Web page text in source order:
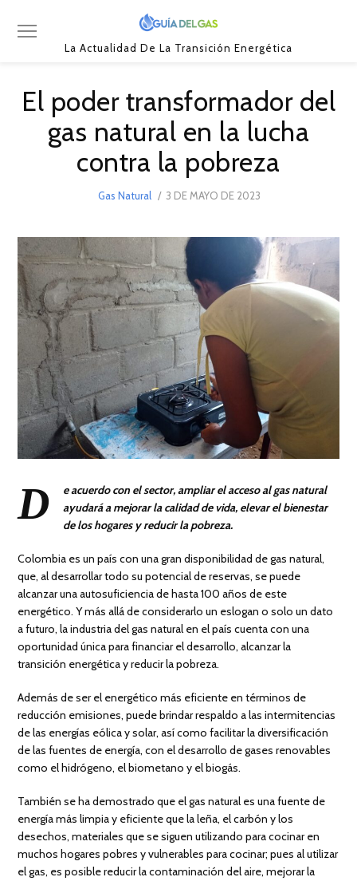
La Actualidad De La Transición Energética
El poder transformador del
gas natural en la lucha
contra la pobreza
Gas Natural
POSTED
3 DE MAYO DE 2023
D
e acuerdo con el sector, ampliar el acceso al gas natural
ayudará a mejorar la calidad de vida, elevar el bienestar
de los hogares y reducir lapobreza.
Colombia es un país con una gran disponibilidad de gas natural,
que, al desarrollar todo su potencial de reservas, se puede
alcanzar una autosuficiencia de hasta 100 años de este
energético. Y más allá de considerarlo un eslogan o solo un dato
a futuro, la industria del gas natural en el país cuenta con una
oportunidad única para financiar el desarrollo, alcanzar la
transición energética y reducir la pobreza.
Además de ser el energético más eficiente en términos de
reducción emisiones, puede brindar respaldo a las intermitencias
de las energías eólica y solar, así como facilitar la diversificación
de las fuentes de energía, con el desarrollo de gases renovables
como el hidrógeno, el biometano y el biogás.
También se ha demostrado que el gas natural es una fuente de
energía más limpia y eficiente que la leña, el carbón y los
desechos, materiales que se siguen utilizando para cocinar en
muchos hogares pobres y vulnerables para cocinar; pues al utilizar
el gas, es posible reducir la contaminación del aire, mejorar la